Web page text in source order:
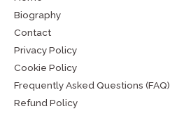
Biography
Contact
Privacy Policy
Cookie Policy
Frequently Asked Questions (FAQ)
Refund Policy